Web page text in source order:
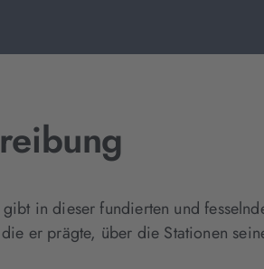
in dieser fundierten und
er prägte, über die Stationen